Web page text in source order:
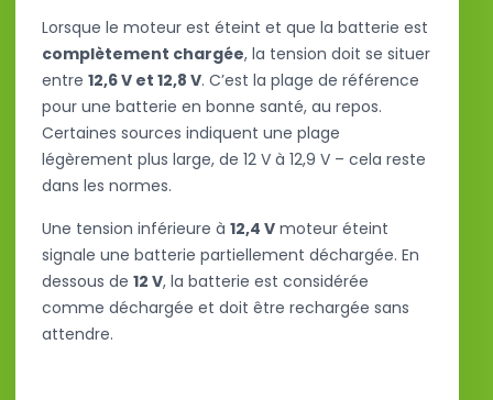
Lorsque le moteur est éteint et que la batterie est
complètement chargée, la tension doit se situer
entre 12,6 V et 12,8 V. C’est la plage de référence
pour une batterie en bonne santé, au repos.
Certaines sources indiquent une plage
légèrement plus large, de 12 V à 12,9 V – cela reste
dans les normes.
Une tension inférieure à 12,4 V moteur éteint
signale une batterie partiellement déchargée. En
dessous de 12 V, la batterie est considérée
comme déchargée et doit être rechargée sans
attendre.